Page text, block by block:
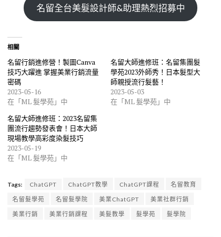
名留全台美髮設計師&助理熱烈招募中
相關
名留行銷進修營！製圖Canva
技巧大躍進 掌握美業行銷流量
密碼
2023-05-16
在「ML 髮學苑」中
名留大師進修班：名留集團髮
學苑2023外師秀！日本髮型大
師親授流行髮藝！
2023-05-03
在「ML 髮學苑」中
名留大師進修班：2023名留集
團流行趨勢發表會！日本大師
現場教學高彩度染髮技巧
2023-05-19
在「ML 髮學苑」中
Tags: ChatGPT ChatGPT教學 ChatGPT課程
名留教育
名留髮學苑
名留髮學院 美業ChatGPT
美業社群行銷
美業行銷
美業行銷課程 美髮教學 髮學苑 髮學院